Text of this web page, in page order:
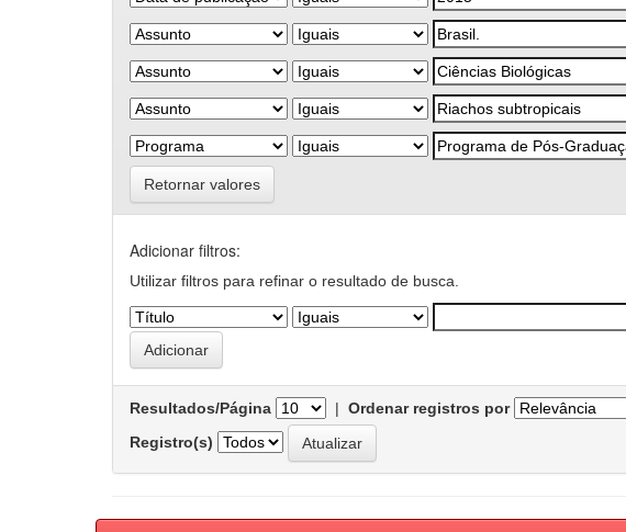
Retornar valores
Adicionar filtros:
Utilizar filtros para refinar o resultado de busca.
Resultados/Página | Ordenar registros por
Registro(s)